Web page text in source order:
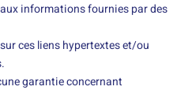
informations fournies par des
ces liens hypertextes et/ou
garantie concernant